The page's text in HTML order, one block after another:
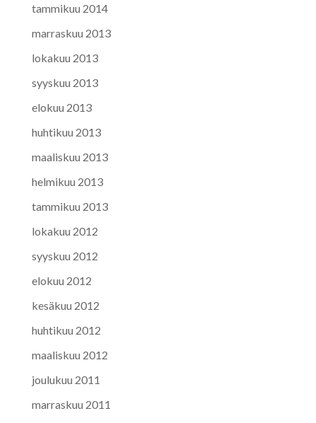
tammikuu 2014
marraskuu 2013
lokakuu 2013
syyskuu 2013
elokuu 2013
huhtikuu 2013
maaliskuu 2013
helmikuu 2013
tammikuu 2013
lokakuu 2012
syyskuu 2012
elokuu 2012
kesäkuu 2012
huhtikuu 2012
maaliskuu 2012
joulukuu 2011
marraskuu 2011